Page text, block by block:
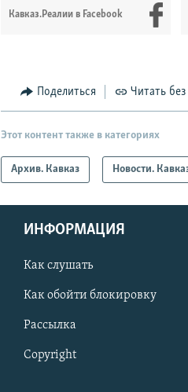
Кавказ.Реалии в Facebook
Поделиться Читать без
Этот контент также в категориях
Архив. Кавказ Новости.
ИНФОРМАЦИЯ
Как слушать
Как обойти блокировку
Рассылка
Copyright